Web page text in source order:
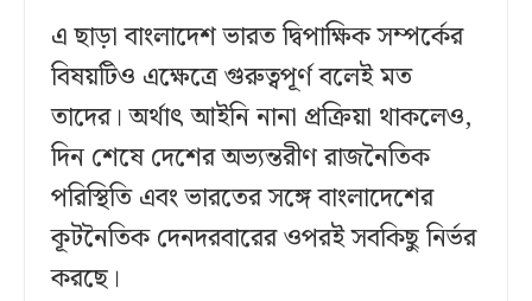
এ ছাড়া বাংলাদেশ ভারত দ্বিপাক্ষিক সম্পর্কের
বিষয়টিও এক্ষেত্রে গুরুত্বপূর্ণ বলেই মত
তাদের। অর্থাৎ আইনি নানা প্রক্রিয়া থাকলেও,
দিন শেষে দেশের অভ্যন্তরীণ রাজনৈতিক
পরিস্থিতি এবং ভারতের সঙ্গে বাংলাদেশের
কূটনৈতিক দেনদরবারের ওপরই সবকিছু নির্ভর
করছে।